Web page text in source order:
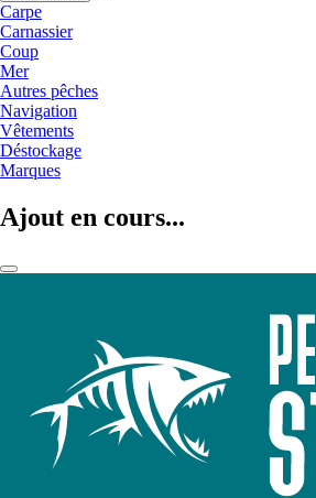
Carpe
Carnassier
Coup
Mer
Autres pêches
Navigation
Vêtements
Déstockage
Marques
Ajout en cours...